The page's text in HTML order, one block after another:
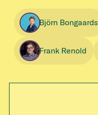
Björn Bongaards
Frank Renold